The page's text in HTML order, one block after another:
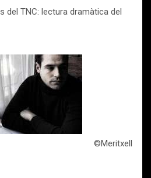
del TNC: lectura dramàtica del
©Meritxell